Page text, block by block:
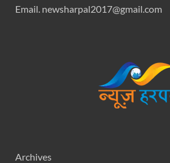
Email. newsharpal2017@gmail.com
Archives